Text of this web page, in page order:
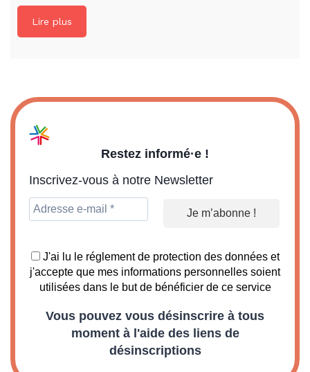
Lire plus
Restez informé·e !
Inscrivez-vous à notre Newsletter
J'ai lu le réglement de protection des données et
j'accepte que mes informations personnelles soient
utilisées dans le but de bénéficier de ce service
Vous pouvez vous désinscrire à tous
moment à l'aide des liens de
désinscriptions